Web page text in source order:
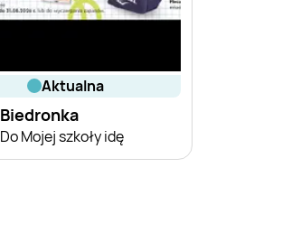
aktualna
Biedronka
Do Mojej szkoły idę